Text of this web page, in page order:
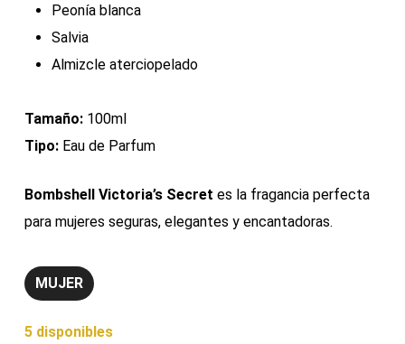
Peonía blanca
Salvia
Almizcle aterciopelado
Tamaño:100ml
Tipo:Eau de Parfum
Bombshell Victoria’s Secret es la fragancia perfecta
para mujeres seguras, elegantes y encantadoras.
MUJER
5 disponibles